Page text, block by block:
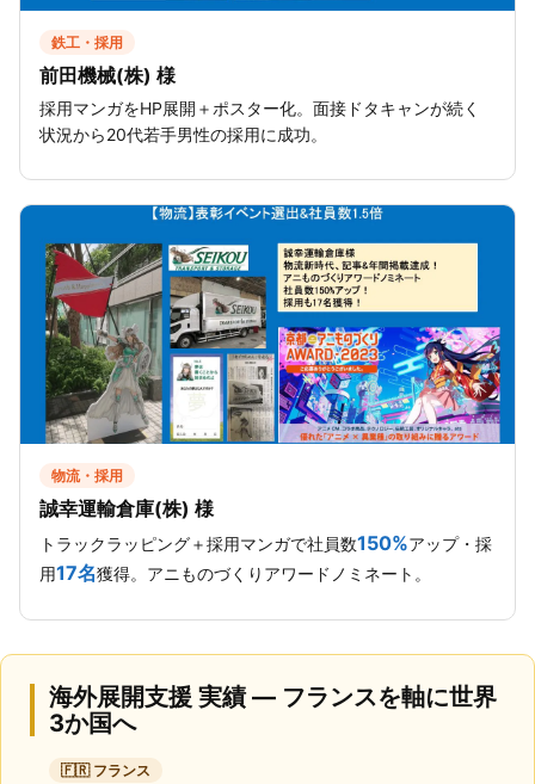
鉄工・採用
前田機械(株) 様
採用マンガをHP展開＋ポスター化。面接ドタキャンが続く
状況から20代若手男性の採用に成功。
物流・採用
誠幸運輸倉庫(株) 様
トラックラッピング＋採用マンガで社員数150%アップ・採
用17名獲得。アニものづくりアワードノミネート。
海外展開支援 実績 — フランスを軸に世界
3か国へ
🇫🇷 フランス